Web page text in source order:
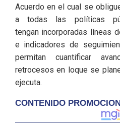
Acuerdo en el cual se
a todas las políticas
tengan incorporadas líneas
e indicadores de
permitan cuantificar
retrocesos en loque se
ejecuta.